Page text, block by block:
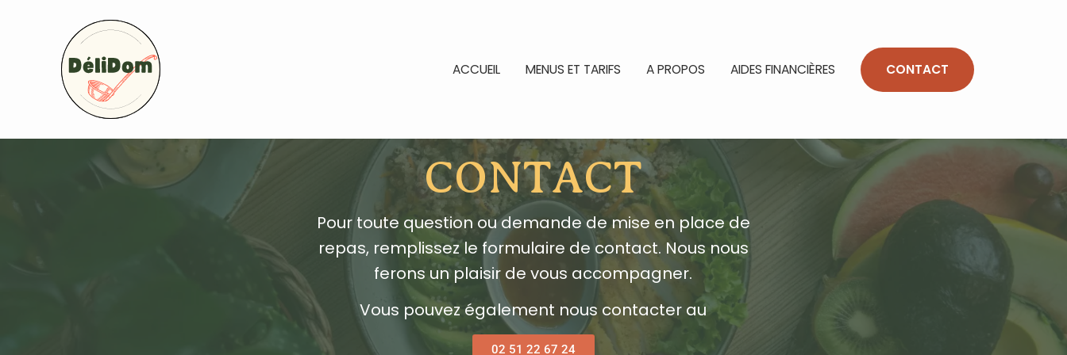
ACCUEIL MENUS ET TARIFS A PROPOS AIDES FINANCIÈRES CONTACT
CONTACT
Pour toute question ou demande de mise en place de
repas, remplissez le formulaire de contact. Nous nous
ferons un plaisir de vous accompagner.
Vous pouvez également nous contacter au
02 51 22 67 24